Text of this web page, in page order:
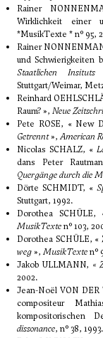
Rainer
Wirklichkeit einer
*MusikTexte * n° 95,
Rainer
und Schwierigkeiten
Staatlichen
Stuttgart/Weimar,
Reinhard
Raum? », Neue
Pete ROSE, « New
Getrennt»,American
Nicolas SCHALZ, «
dans Peter
Quergänge durch die
Dörte SCHMIDT, «
Stuttgart, 1992.
Dorothea
MusikTexten° 103,
Dorothea SCHÜLE,
weg », MusikTexten°
Jakob ULLMANN, «
2002.
Jean-Noël VON
compositeur
kompositorischen
dissonance, n° 38, 1993.